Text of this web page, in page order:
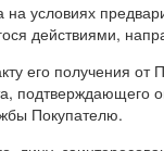
на условиях
действиями,
его получения
подтверждающего
Покупателю.